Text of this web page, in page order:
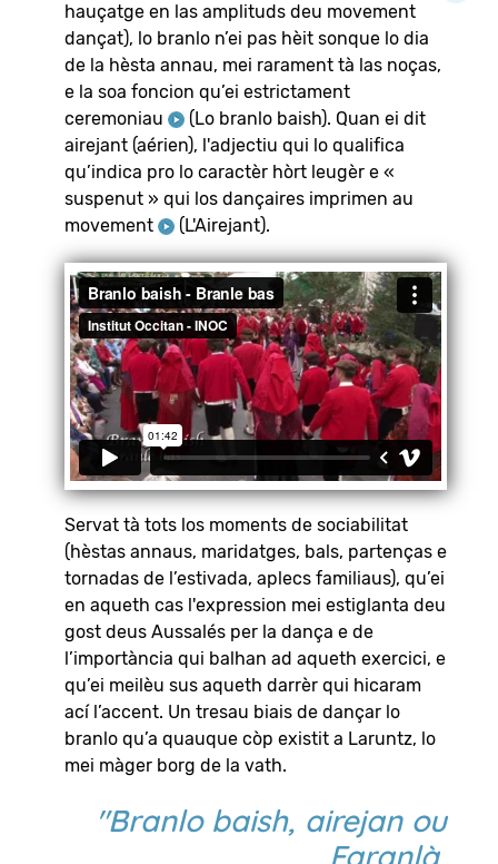
hauçatge en las amplituds deu movement
dançat), lo branlo n’ei pas hèit sonque lo dia
de la hèsta annau, mei rarament tà las noças,
e la soa foncion qu’ei estrictament
ceremoniau
(Lo branlo baish). Quan ei dit
airejant (aérien), l'adjectiu qui lo qualifica
qu’indica pro lo caractèr hòrt leugèr e «
suspenut » qui los dançaires imprimen au
movement
(L'Airejant).
Servat tà tots los moments de sociabilitat
(hèstas annaus, maridatges, bals, partenças e
tornadas de l’estivada, aplecs familiaus), qu’ei
en aqueth cas l'expression mei estiglanta deu
gost deus Aussalés per la dança e de
l’importància qui balhan ad aqueth exercici, e
qu’ei meilèu sus aqueth darrèr qui hicaram
ací l’accent. Un tresau biais de dançar lo
branlo qu’a quauque còp existit a Laruntz, lo
mei màger borg de la vath.
"Branlo baish, airejan ou